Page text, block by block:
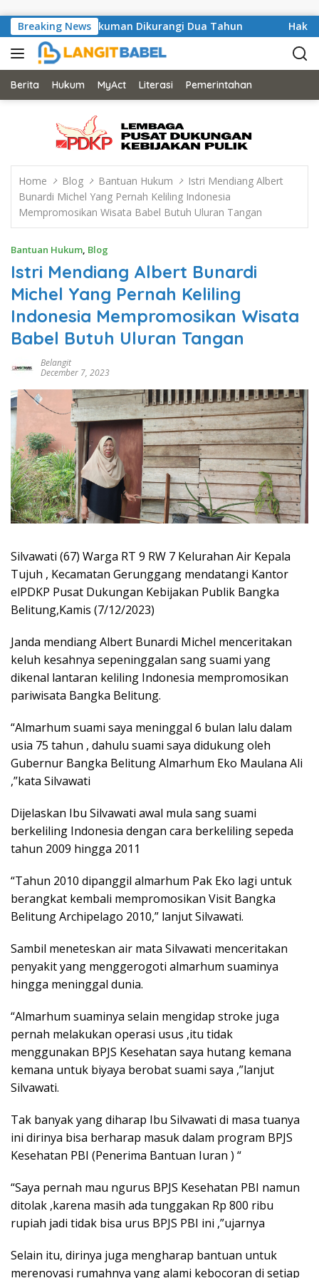
Breaking News
Hukuman Dikurangi Dua Tahun Hakim MA
Berita Hukum MyAct Literasi Pemerintahan
Home Blog Bantuan Hukum
Istri Mendiang Albert
Bunardi Michel Yang Pernah Keliling Indonesia
Mempromosikan Wisata Babel Butuh Uluran Tangan
Bantuan Hukum, Blog
Istri Mendiang Albert Bunardi
Michel Yang Pernah Keliling
Indonesia Mempromosikan Wisata
Babel Butuh Uluran Tangan
Belangit
December 7, 2023
Silvawati (67) Warga RT 9 RW 7 Kelurahan Air Kepala
Tujuh , Kecamatan Gerunggang mendatangi Kantor
elPDKP Pusat Dukungan Kebijakan Publik Bangka
Belitung,Kamis (7/12/2023)
Janda mendiang Albert Bunardi Michel menceritakan
keluh kesahnya sepeninggalan sang suami yang
dikenal lantaran keliling Indonesia mempromosikan
pariwisata Bangka Belitung.
“Almarhum suami saya meninggal 6 bulan lalu dalam
usia 75 tahun , dahulu suami saya didukung oleh
Gubernur Bangka Belitung Almarhum Eko Maulana Ali
,”kata Silvawati
Dijelaskan Ibu Silvawati awal mula sang suami
berkeliling Indonesia dengan cara berkeliling sepeda
tahun 2009 hingga 2011
“Tahun 2010 dipanggil almarhum Pak Eko lagi untuk
berangkat kembali mempromosikan Visit Bangka
Belitung Archipelago 2010,” lanjut Silvawati.
Sambil meneteskan air mata Silvawati menceritakan
penyakit yang menggerogoti almarhum suaminya
hingga meninggal dunia.
“Almarhum suaminya selain mengidap stroke juga
pernah melakukan operasi usus ,itu tidak
menggunakan BPJS Kesehatan saya hutang kemana
kemana untuk biyaya berobat suami saya ,”lanjut
Silvawati.
Tak banyak yang diharap Ibu Silvawati di masa tuanya
ini dirinya bisa berharap masuk dalam program BPJS
Kesehatan PBI (Penerima Bantuan Iuran ) “
“Saya pernah mau ngurus BPJS Kesehatan PBI namun
ditolak ,karena masih ada tunggakan Rp 800 ribu
rupiah jadi tidak bisa urus BPJS PBI ini ,”ujarnya
Selain itu, dirinya juga mengharap bantuan untuk
merenovasi rumahnya yang alami kebocoran di setiap